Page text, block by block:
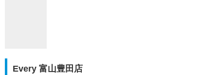
Every 富山豊田店